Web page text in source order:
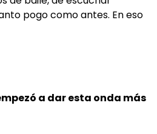
pogo como antes. En eso
a dar esta onda más